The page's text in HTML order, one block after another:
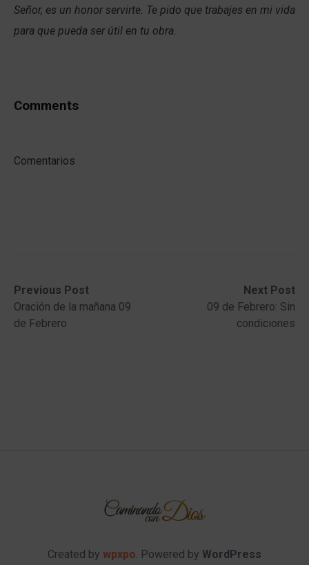
Señor, es un honor servirte. Te pido que trabajes en mi vida
para que pueda ser útil en tu obra.
Comments
Comentarios
Post
navigation
Previous Post
Previous
post:Oración de la mañana 09
de Febrero
Next Post
Next
post:
09 de Febrero: Sin
condiciones
Created by wpxpo. Powered by WordPress